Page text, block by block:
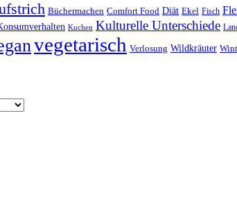
Büchermachen Comfort Food Diät Ekel Fisch
Kuchen Kulturelle Unterschiede
vegetarisch Verlosung Wildkräuter